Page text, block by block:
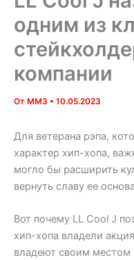
одним из
компании
От MM3 • 10.05.2023
Для ветерана рэпа,
характер хип-хопа,
могло бы расширить
вернуть славу ее
Вот почему LL Cool J
хип-хопа владели
владеют своим местом